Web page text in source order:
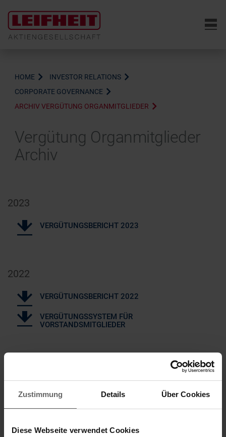
Zustimmung Details Über Cookies
Diese Webseite verwendet Cookies
6
HOME
INVESTOR RELATIONS
CORPORATE GOVERNANCE
ARCHIV VERGÜTUNG ORGANMITGLIEDER
Vergütung Organmitglieder
Archiv
2023
VERGÜTUNGSBERICHT 2023
2022
VERGÜTUNGSBERICHT 2022
VERGÜTUNGSSYSTEM FÜR
VORSTANDSMITGLIEDER
VERGÜTUNGSSYSTEM FÜR
VERGÜTUNG DER